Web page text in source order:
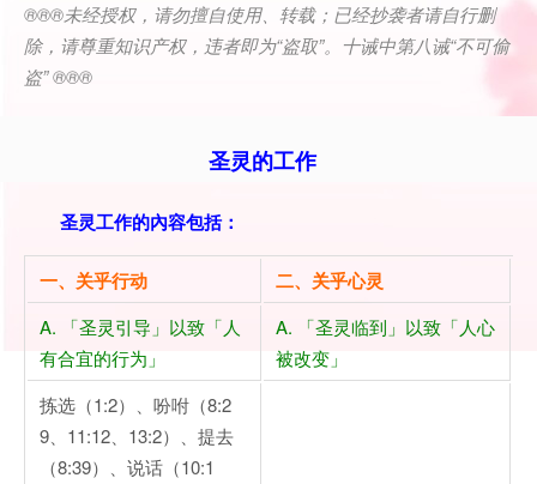
®®®未经授权，请勿擅自使用、转载；已经抄袭者请自行删
除，请尊重知识产权，违者即为“盗取”。十诫中第八诫“不可偷
盗” ®®®
圣灵的工作
圣灵工作的內容包括：
一、关乎行动 二、关乎心灵
A. 「圣灵引导」以致「人
有合宜的行为」
A. 「圣灵临到」以致「人心
被改变」
拣选（1:2）、吩咐（8:2
9、11:12、13:2）、提去
（8:39）、说话（10:1